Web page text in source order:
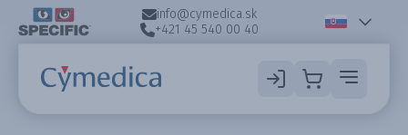
info@cymedica.sk
+421 45 540 00 40